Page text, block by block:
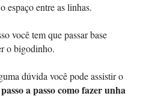
espaço entre as linhas.
você tem que passar base
o bigodinho.
dúvida você pode assistir o
passo a passo como fazer unha